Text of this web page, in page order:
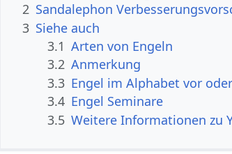
2 Sandalephon
3 Siehe auch
3.1 Arten von Engeln
3.2 Anmerkung
3.3 Engel im Alphabet vor
3.4 Engel Seminare
3.5 Weitere Informationen zu